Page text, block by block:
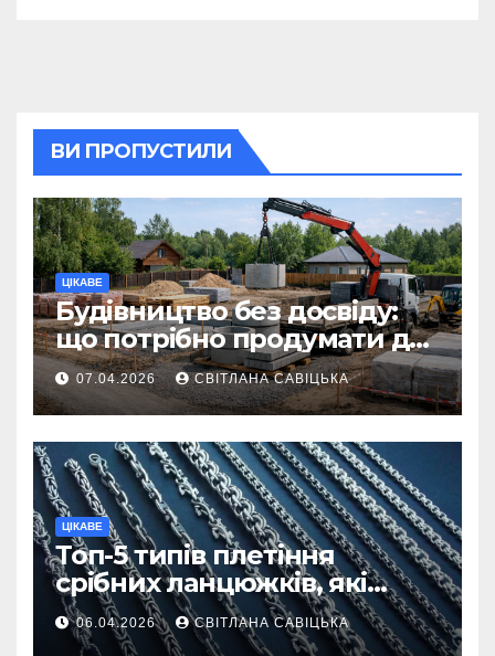
ВИ ПРОПУСТИЛИ
ЦІКАВЕ
Будівництво без досвіду:
що потрібно продумати до
першої доставки на
ділянку
07.04.2026 СВІТЛАНА САВІЦЬКА
ЦІКАВЕ
Топ-5 типів плетіння
срібних ланцюжків, які
вважаються
найнадійнішими
06.04.2026 СВІТЛАНА САВІЦЬКА